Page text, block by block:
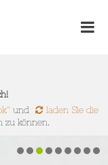
und
laden Sie die
zu können.